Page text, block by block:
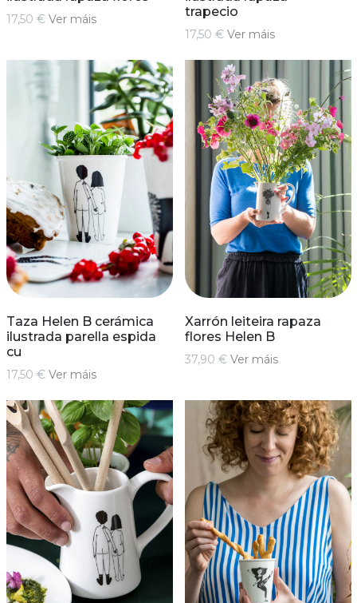
17,50 € Ver máis
trapecio
17,50 € Ver máis
Taza Helen B cerámica
ilustrada parella espida
cu
17,50 € Ver máis
Xarrón leiteira rapaza
flores Helen B
37,90 € Ver máis